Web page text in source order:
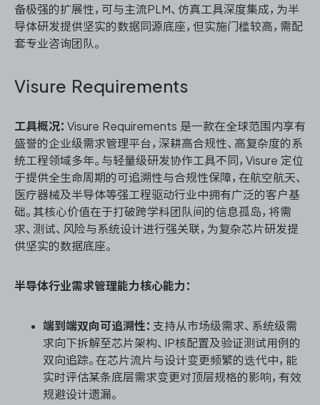
备极强的扩展性，可与主流PLM、仿真工具深度集成，为半
导体研发提供坚实的数据同源底座，但实施门槛较高，需配
套专业咨询团队。
Visure Requirements
工具概况： Visure Requirements 是一款在全球范围内享有
盛誉的企业级需求管理平台，深耕高合规性、高复杂度的系
统工程领域多年。与轻量级研发协作工具不同，Visure 定位
于提供全生命周期的可追溯性与合规性保障，在航空航天、
医疗器械及半导体等强工程驱动行业中拥有广泛的客户基
础。其核心价值在于打破跨学科团队间的信息孤岛，将需
求、测试、风险与系统设计进行强关联，为复杂芯片研发提
供坚实的数据底座。
半导体行业需求管理能力核心能力：
端到端双向可追溯性： 支持从市场级需求、系统级需
求向下拆解至芯片架构、IP核配置及验证测试用例的
双向追踪。在芯片流片与设计变更频繁的迭代中，能
实时评估某条底层需求变更对顶层规格的影响，有效
规避设计遗漏。